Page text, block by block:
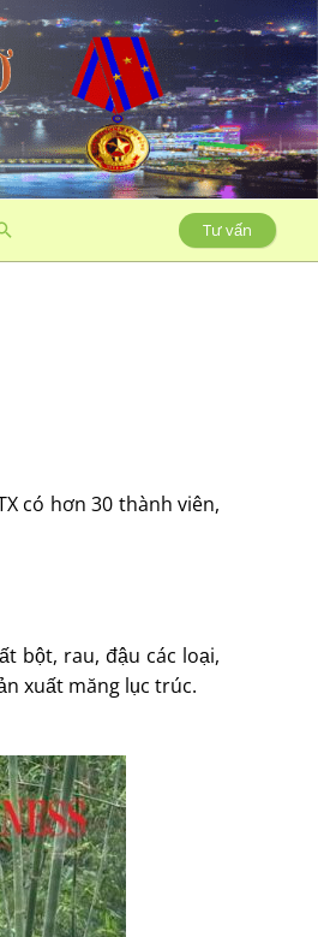
Tư vấn
có hơn 30 thành viên,
bột, rau, đậu các loại,
xuất măng lục trúc.